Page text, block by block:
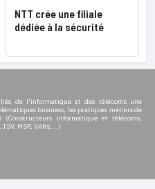
NTT crée une filiale
dédiée à la sécurité
de l'informatique et des télécoms une
business, les pratiques métiers de
informatique et télécoms,
MSP, VARs,...)